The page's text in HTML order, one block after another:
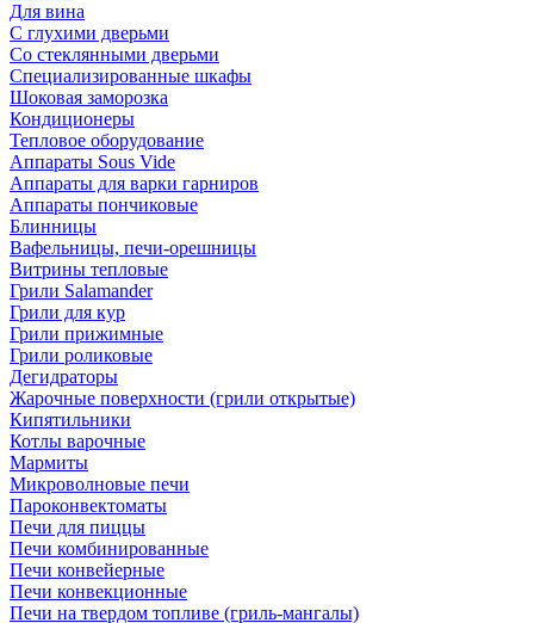
Для вина
С глухими дверьми
Со стеклянными дверьми
Специализированные шкафы
Шоковая заморозка
Кондиционеры
Тепловое оборудование
Аппараты Sous Vide
Аппараты для варки гарниров
Аппараты пончиковые
Блинницы
Вафельницы, печи-орешницы
Витрины тепловые
Грили Salamander
Грили для кур
Грили прижимные
Грили роликовые
Дегидраторы
Жарочные поверхности (грили открытые)
Кипятильники
Котлы варочные
Мармиты
Микроволновые печи
Пароконвектоматы
Печи для пиццы
Печи комбинированные
Печи конвейерные
Печи конвекционные
Печи на твердом топливе (гриль-мангалы)